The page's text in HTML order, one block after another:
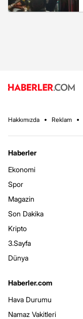
Hakkımızda Reklam
Haberler
Ekonomi
Spor
Magazin
Son Dakika
Kripto
3.Sayfa
Dünya
Haberler.com
Hava Durumu
Namaz Vakitleri